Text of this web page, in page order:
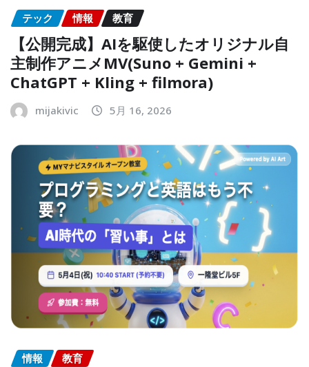
テック 情報 教育
【公開完成】AIを駆使したオリジナル自
主制作アニメMV(Suno + Gemini +
ChatGPT + Kling + filmora)
mijakivic 5月 16, 2026
情報 教育